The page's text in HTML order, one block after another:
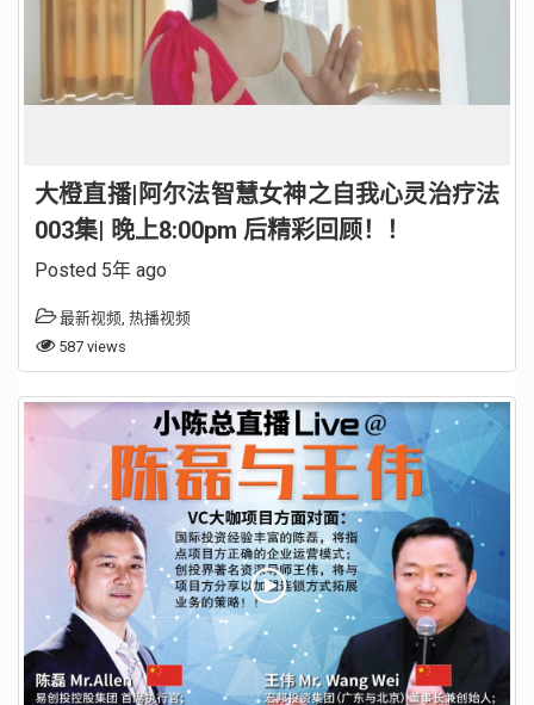
大橙直播|阿尔法智慧女神之自我心灵治疗法
003集| 晚上8:00pm 后精彩回顾！！
Posted 5年 ago
最新视频 热播视频
587 views